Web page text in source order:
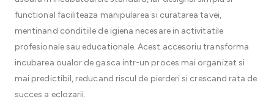
functional faciliteaza manipularea si curatarea tavei,
mentinand conditiile de igiena necesare in activitatile
profesionale sau educationale. Acest accesoriu transforma
incubarea oualor de gasca intr-un proces mai organizat si
mai predictibil, reducand riscul de pierderi si crescand rata de
succes a eclozarii.